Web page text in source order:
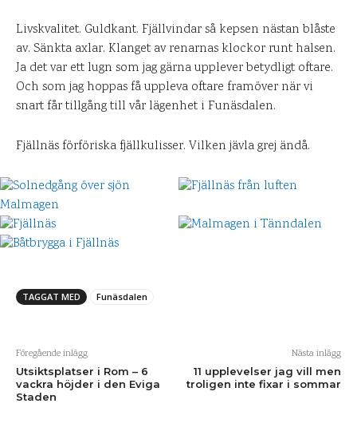
Livskvalitet. Guldkant. Fjällvindar så kepsen nästan blåste
av. Sänkta axlar. Klanget av renarnas klockor runt halsen.
Ja det var ett lugn som jag gärna upplever betydligt oftare.
Och som jag hoppas få uppleva oftare framöver när vi
snart får tillgång till vår lägenhet i Funäsdalen.
Fjällnäs förföriska fjällkulisser. Vilken jävla grej ändå.
TAGGAT MED Funäsdalen
Föregående inlägg
Utsiktsplatser i Rom – 6
vackra höjder i den Eviga
Staden
Nästa inlägg
11 upplevelser jag vill men
troligen inte fixar i sommar